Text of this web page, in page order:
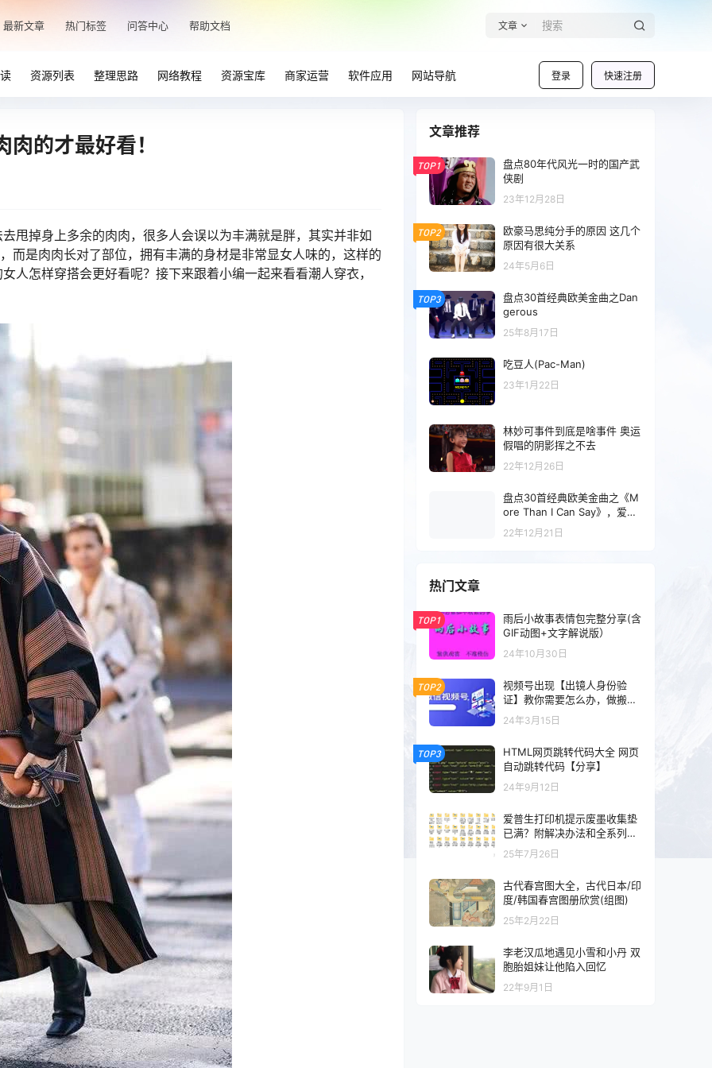
最新文章 热门标签 问答中心 帮助文档 文章
登录 快速注册
资源列表 整理思路 网络教程 资源宝库 商家运营 软件应用 网站导航
的才最好看！
甩掉身上多余的肉肉，很多人会误以为丰满就是胖，其实并非如
而是肉肉长对了部位，拥有丰满的身材是非常显女人味的，这样的
人怎样穿搭会更好看呢？接下来跟着小编一起来看看潮人穿衣，
文章推荐
TOP1
盘点80年代风光一时的国产武
侠剧
23年12月28日
TOP2
欧豪马思纯分手的原因 这几个
原因有很大关系
24年5月6日
TOP3
盘点30首经典欧美金曲之Dan
gerous
25年8月17日
吃豆人(Pac-Man)
23年1月22日
林妙可事件到底是啥事件 奥运
假唱的阴影挥之不去
22年12月26日
盘点30首经典欧美金曲之《M
ore Than I Can Say》，爱你
在心口难开原版
22年12月21日
热门文章
TOP1
雨后小故事表情包完整分享(含
GIF动图+文字解说版）
24年10月30日
TOP2
视频号出现【出镜人身份验
证】教你需要怎么办，做搬运
以及混剪的可以看一下
24年3月15日
TOP3
HTML网页跳转代码大全 网页
自动跳转代码【分享】
24年9月12日
爱普生打印机提示废墨收集垫
已满？附解决办法和全系列清
零工具和教程
25年7月26日
古代春宫图大全，古代日本/印
度/韩国春宫图册欣赏(组图)
25年2月22日
李老汉瓜地遇见小雪和小丹 双
胞胎姐妹让他陷入回忆
22年9月1日